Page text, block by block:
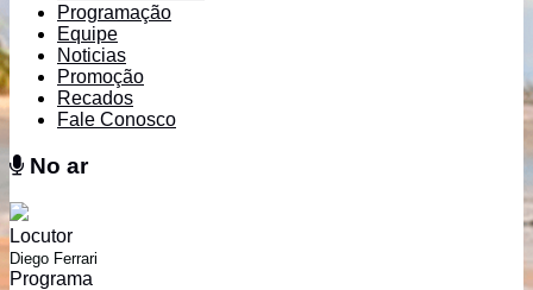
Programação
Equipe
Noticias
Promoção
Recados
Fale Conosco
No ar
Locutor
Diego Ferrari
Programa